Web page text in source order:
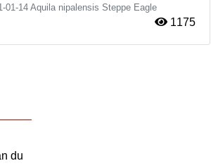
01-14 Aquila nipalensis Steppe Eagle
1175
du